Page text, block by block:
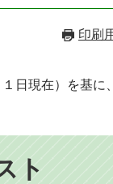
印刷
日現在）を基に
ト